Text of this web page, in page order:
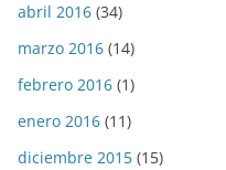
abril 2016 (34)
marzo 2016 (14)
febrero 2016 (1)
enero 2016 (11)
diciembre 2015 (15)